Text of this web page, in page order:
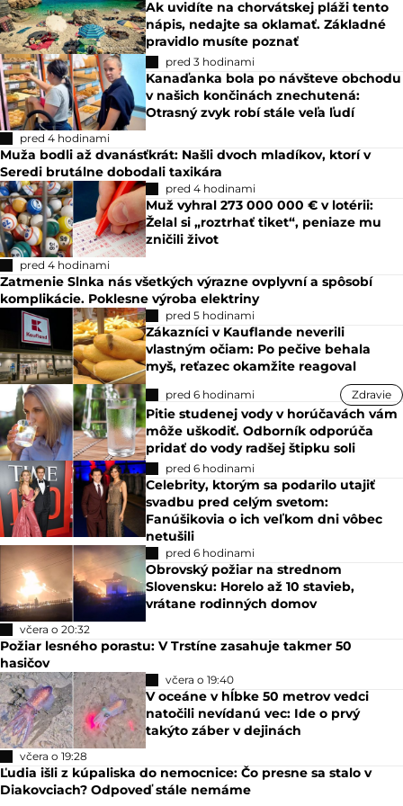
Ak uvidíte na chorvátskej pláži tento
nápis, nedajte sa oklamať. Základné
pravidlo musíte poznať
pred 3 hodinami
Kanaďanka bola po návšteve obchodu
v našich končinách znechutená:
Otrasný zvyk robí stále veľa ľudí
pred 4 hodinami
Muža bodli až dvanásťkrát: Našli dvoch mladíkov, ktorí v
Seredi brutálne dobodali taxikára
pred 4 hodinami
Muž vyhral 273 000 000 € v lotérii:
Želal si „roztrhať tiket“, peniaze mu
zničili život
pred 4 hodinami
Zatmenie Slnka nás všetkých výrazne ovplyvní a spôsobí
komplikácie. Poklesne výroba elektriny
pred 5 hodinami
Zákazníci v Kauflande neverili
vlastným očiam: Po pečive behala
myš, reťazec okamžite reagoval
pred 6 hodinami Zdravie
Pitie studenej vody v horúčavách vám
môže uškodiť. Odborník odporúča
pridať do vody radšej štipku soli
pred 6 hodinami
Celebrity, ktorým sa podarilo utajiť
svadbu pred celým svetom:
Fanúšikovia o ich veľkom dni vôbec
netušili
pred 6 hodinami
Obrovský požiar na strednom
Slovensku: Horelo až 10 stavieb,
vrátane rodinných domov
včera o 20:32
Požiar lesného porastu: V Trstíne zasahuje takmer 50
hasičov
včera o 19:40
V oceáne v hĺbke 50 metrov vedci
natočili nevídanú vec: Ide o prvý
takýto záber v dejinách
včera o 19:28
Ľudia išli z kúpaliska do nemocnice: Čo presne sa stalo v
Diakovciach? Odpoveď stále nemáme